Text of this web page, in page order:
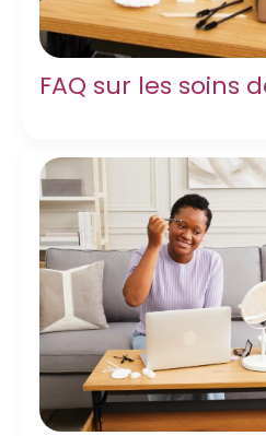
FAQ sur les soins